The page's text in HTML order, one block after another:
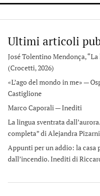
Ultimi articoli
José Tolentino Mendonça,
(Crocetti, 2026)
«L’ago del mondo in me» —
Castiglione
Marco Caporali — Inediti
La lingua sventrata
completa” di Alejandra
Appunti per un addio: la casa
dall’incendio. Inediti di